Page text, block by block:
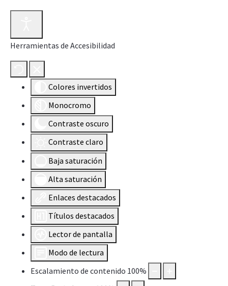
Herramientas de Accesibilidad
Colores invertidos
Monocromo
Contraste oscuro
Contraste claro
Baja saturación
Alta saturación
Enlaces destacados
Títulos destacados
Lector de pantalla
Modo de lectura
Escalamiento de contenido 100%